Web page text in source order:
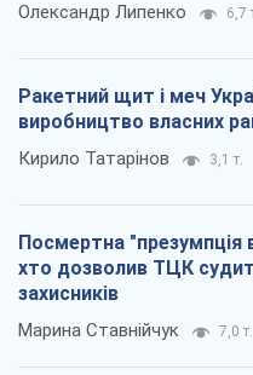
Олександр Липенко 6,7
Ракетний щит і меч
виробництво власних
Кирило Татарінов 3,1 т.
Посмертна "презумпція
хто дозволив ТЦК
захисників
Марина Ставнійчук 7,0 т.